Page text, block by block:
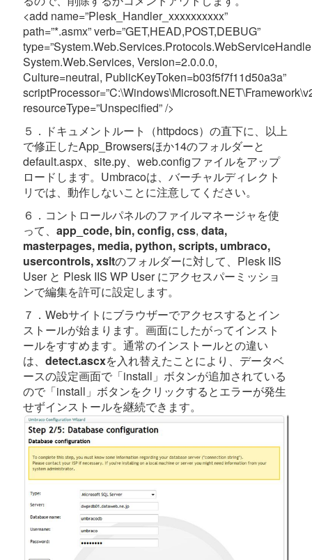
<add name=”Plesk_Handler_xxxxxxxxxx”
path=”*.asmx” verb=”GET,HEAD,POST,DEBUG”
System.Web.Services, Version=2.0.0.0,
Culture=neutral, PublicKeyToken=b03f5f7f11d50a3a”
resourceType=”Unspecified” />
５．ドキュメントルート（httpdocs）の直下に、以上
で修正したApp_Browsersほか14のフォルダーと
default.aspx、site.py、web.configファイルをアップ
ロードします。Umbracoは、バーチャルディレクト
リでは、動作しないことに注意してください。
６．コントロールパネルのファイルマネージャを使
って、 app_code, bin,config,css, data,
masterpages, media, python, scripts, umbraco,
usercontrols,xsltのフォルダーに対して、Plesk IIS
User と Plesk IIS WP User にアクセスパーミッショ
ンで編集を許可に設定します。
７．Webサイトにブラウザーでアクセスするとイン
ストールが始まります。画面にしたがってインスト
ールをすすめます。通常のインストールとの違い
は、 detect.ascxを入れ替えたことにより、データベ
ースの設定画面で「install」ボタンが追加されている
ので「install」ボタンをクリックするとエラーが発生
せずインストールを継続できます。